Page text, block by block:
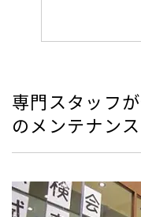
専門スタッフ
のメンテナン